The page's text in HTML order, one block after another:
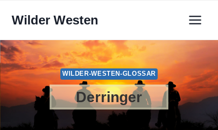
InhaltWilder Westen
WILDER-WESTEN-GLOSSAR
Derringer